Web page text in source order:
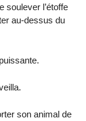
soulever l’étoffe
au-dessus du
son animal de